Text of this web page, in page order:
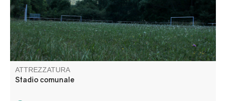
ATTREZZATURA
Stadio comunale